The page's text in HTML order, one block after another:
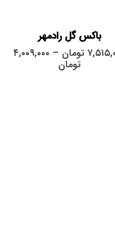
باکس گل رادمهر
تومان – ۴,۰۰۹,۰۰۰
تومان